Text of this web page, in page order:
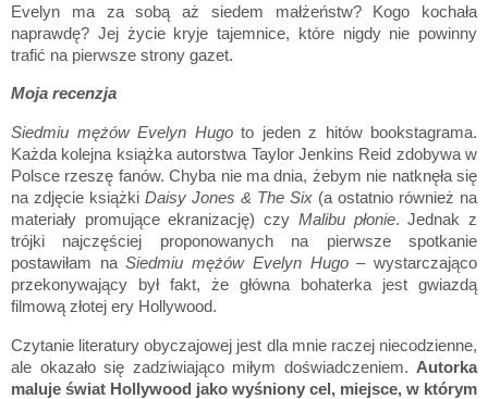
Evelyn ma za sobą aż siedem małżeństw? Kogo kochała
naprawdę? Jej życie kryje tajemnice, które nigdy nie powinny
trafić na pierwsze strony gazet.
Moja recenzja
Siedmiu mężów Evelyn Hugoto jeden z hitów bookstagrama.
Każda kolejna książka autorstwa Taylor Jenkins Reid zdobywa w
Polsce rzeszę fanów. Chyba nie ma dnia, żebym nie natknęła się
na zdjęcie książki Daisy Jones & The Six (a ostatnio również na
materiały promujące ekranizację) czy Malibu płonie. Jednak z
trójki najczęściej proponowanych na pierwsze spotkanie
postawiłam naSiedmiu mężów Evelyn Hugo –wystarczająco
przekonywający był fakt, że główna bohaterka jest gwiazdą
filmową złotej ery Hollywood.
Czytanie literatury obyczajowej jest dla mnie raczej niecodzienne,
ale okazało się zadziwiająco miłym doświadczeniem. Autorka
maluje świat Hollywood jako wyśniony cel, miejsce, w którym